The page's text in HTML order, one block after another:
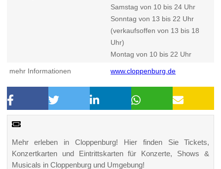
Samstag von 10 bis 24 Uhr
Sonntag von 13 bis 22 Uhr
(verkaufsoffen von 13 bis 18
Uhr)
Montag von 10 bis 22 Uhr
mehr Informationen www.cloppenburg.de
Mehr erleben in Cloppenburg! Hier finden Sie Tickets,
Konzertkarten und Eintrittskarten für Konzerte, Shows &
Musicals in Cloppenburg und Umgebung!